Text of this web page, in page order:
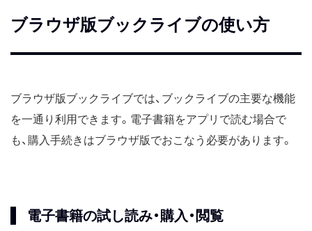
ブラウザ版ブックライブの使い方
ブラウザ版ブックライブでは、ブックライブの主要な機能
を一通り利用できます。電子書籍をアプリで読む場合で
も、購入手続きはブラウザ版でおこなう必要があります。
電子書籍の試し読み・購入・閲覧